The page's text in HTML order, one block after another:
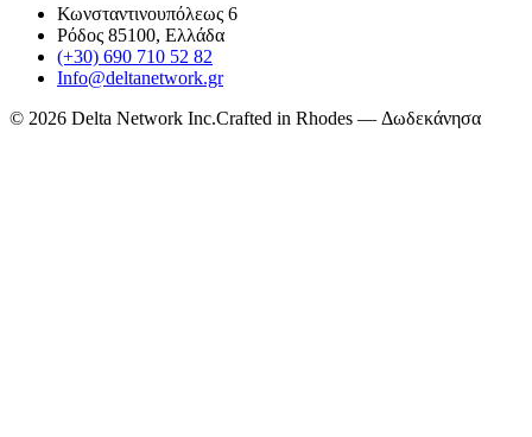
Κωνσταντινουπόλεως 6
Ρόδος 85100, Ελλάδα
(+30) 690 710 52 82
Info@deltanetwork.gr
© 2026 Delta Network Inc.Crafted in Rhodes — Δωδεκάνησα